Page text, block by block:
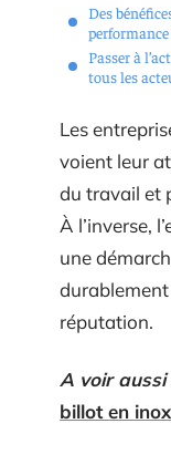
Des
Passer à
tous les
Les
voient leur
du travail et
À l’inverse,
une
réputation.
A voir aussi
billot en